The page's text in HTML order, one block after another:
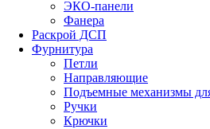
ЭКО-панели
Фанера
Раскрой ДСП
Фурнитура
Петли
Направляющие
Подъемные механизмы
Ручки
Крючки